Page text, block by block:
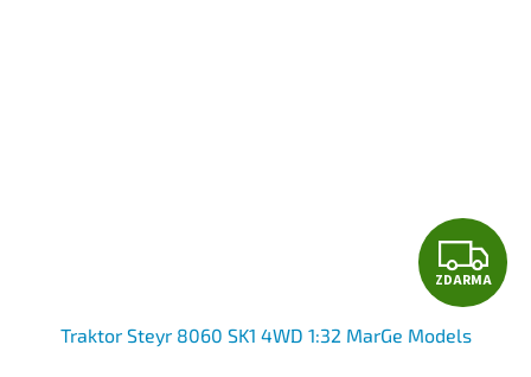
Z
D
ZDARMA
Traktor Steyr 8060 SK1 4WD 1:32 MarGe Models